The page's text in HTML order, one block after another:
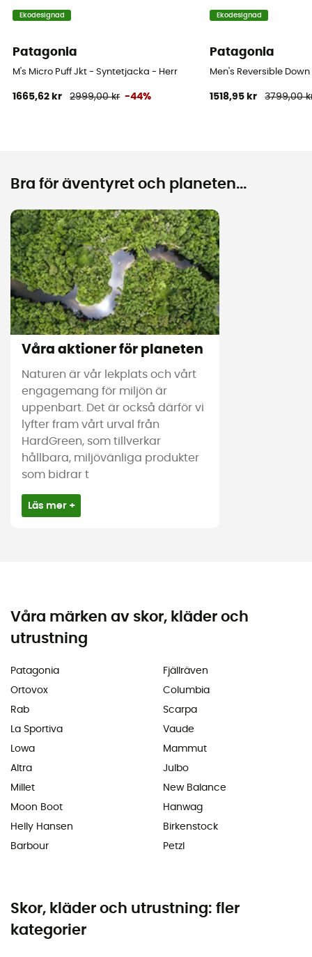
Ekodesignad
Patagonia
M's Micro Puff Jkt - Syntetjacka - Herr
1665,62 kr 2999,00 kr -44%
Ekodesignad
Patagonia
Men's Reversible
1518,95 kr 3799,00
Bra för äventyret och planeten...
Våra aktioner för planeten
Naturen är vår lekplats och vårt
engagemang för miljön är
uppenbart. Det är också därför vi
lyfter fram vårt urval från
HardGreen, som tillverkar
hållbara, miljövänliga produkter
som bidrar t
Läs mer +
Våra märken av skor, kläder och
utrustning
Patagonia
Ortovox
Rab
La Sportiva
Lowa
Altra
Millet
Moon Boot
Helly Hansen
Barbour
Fjällräven
Columbia
Scarpa
Vaude
Mammut
Julbo
New Balance
Hanwag
Birkenstock
Petzl
Skor, kläder och utrustning: fler
kategorier